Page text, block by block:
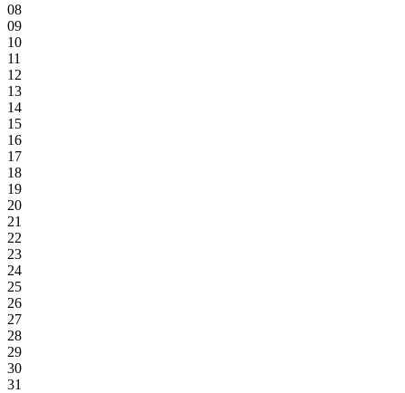
08
09
10
11
12
13
14
15
16
17
18
19
20
21
22
23
24
25
26
27
28
29
30
31